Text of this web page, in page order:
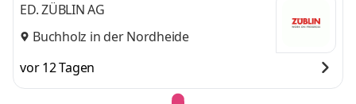
ED. ZÜBLIN AG
Buchholz in der Nordheide
vor 12 Tagen